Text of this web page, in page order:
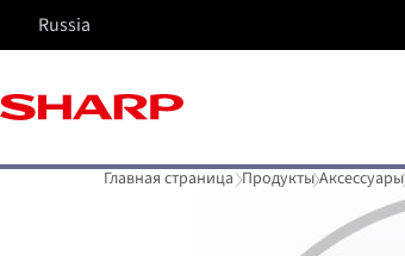
Russia
Главная страница Продукты Аксессуары